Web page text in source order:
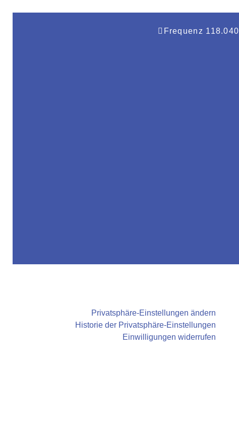
springen
Frequenz 118.040
Privatsphäre-Einstellungen ändern
Historie der Privatsphäre-Einstellungen
Einwilligungen widerrufen